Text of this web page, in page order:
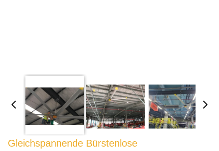
Gleichspannende Bürstenlose